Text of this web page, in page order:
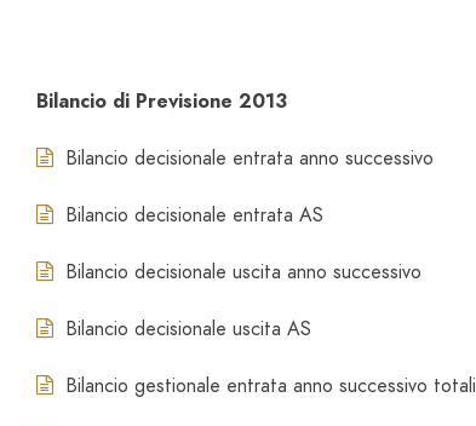
Bilancio di Previsione 2013
Bilancio decisionale entrata anno successivo
Bilancio decisionale entrata AS
Bilancio decisionale uscita anno successivo
Bilancio decisionale uscita AS
Bilancio gestionale entrata anno successivo totali